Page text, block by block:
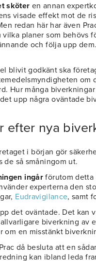
sköter en annan
visade effekt mot de
redan här har även
planer som behövs
och följa upp
blivit godkänt ska
om
Hur många
upp några oväntade
efter nya
i början gör
de så småningom ut.
ingårförutom detta
experterna den
Eudravigilance, samt
det oväntade. Det kan
biverkning av
om en misstänkt
då besluta att en
kan ibland leda